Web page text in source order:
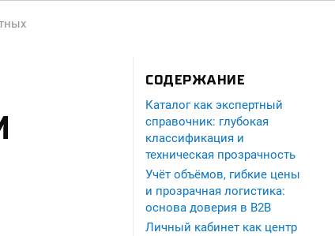
СОДЕРЖАНИЕ
Каталог как экспертный
справочник: глубокая
классификация и
техническая прозрачность
Учёт объёмов, гибкие цены
и прозрачная логистика:
основа доверия в B2B
Личный кабинет как центр